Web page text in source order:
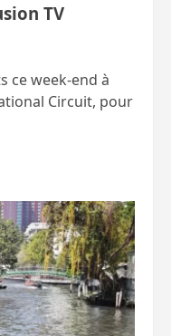
TV
ce week‑end à
Circuit, pour